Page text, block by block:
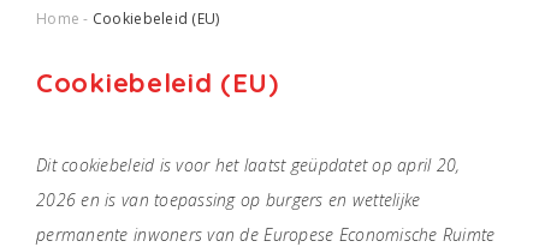
Home Cookiebeleid (EU)
Cookiebeleid (EU)
Dit cookiebeleid is voor het laatst geüpdatet op april 20,
2026 en is van toepassing op burgers en wettelijke
permanente inwoners van de Europese Economische Ruimte